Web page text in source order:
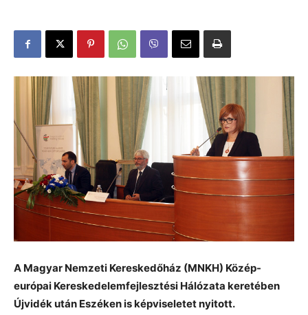
A Magyar Nemzeti Kereskedőház (MNKH) Közép-
európai Kereskedelemfejlesztési Hálózata keretében
Újvidék után Eszéken is képviseletet nyitott.